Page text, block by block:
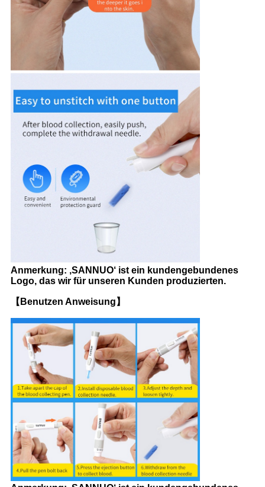
Anmerkung: ‚SANNUO‘ ist ein kundengebundenes
Logo, das wir für unseren Kunden produzierten.
【Benutzen Anweisung】